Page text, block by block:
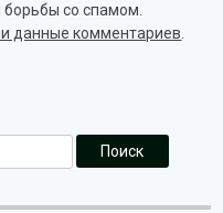
со спамом.
данные комментариев